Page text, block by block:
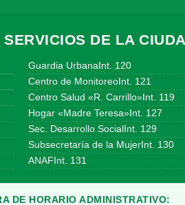
DE LA
Guardia UrbanaInt. 120
Centro de MonitoreoInt. 121
Centro Salud «R. Carrillo»Int. 119
Hogar «Madre Teresa»Int. 127
Sec. Desarrollo SocialInt. 129
Subsecretaría de la MujerInt. 130
ANAFInt. 131
DE HORARIO ADMINISTRATIVO: